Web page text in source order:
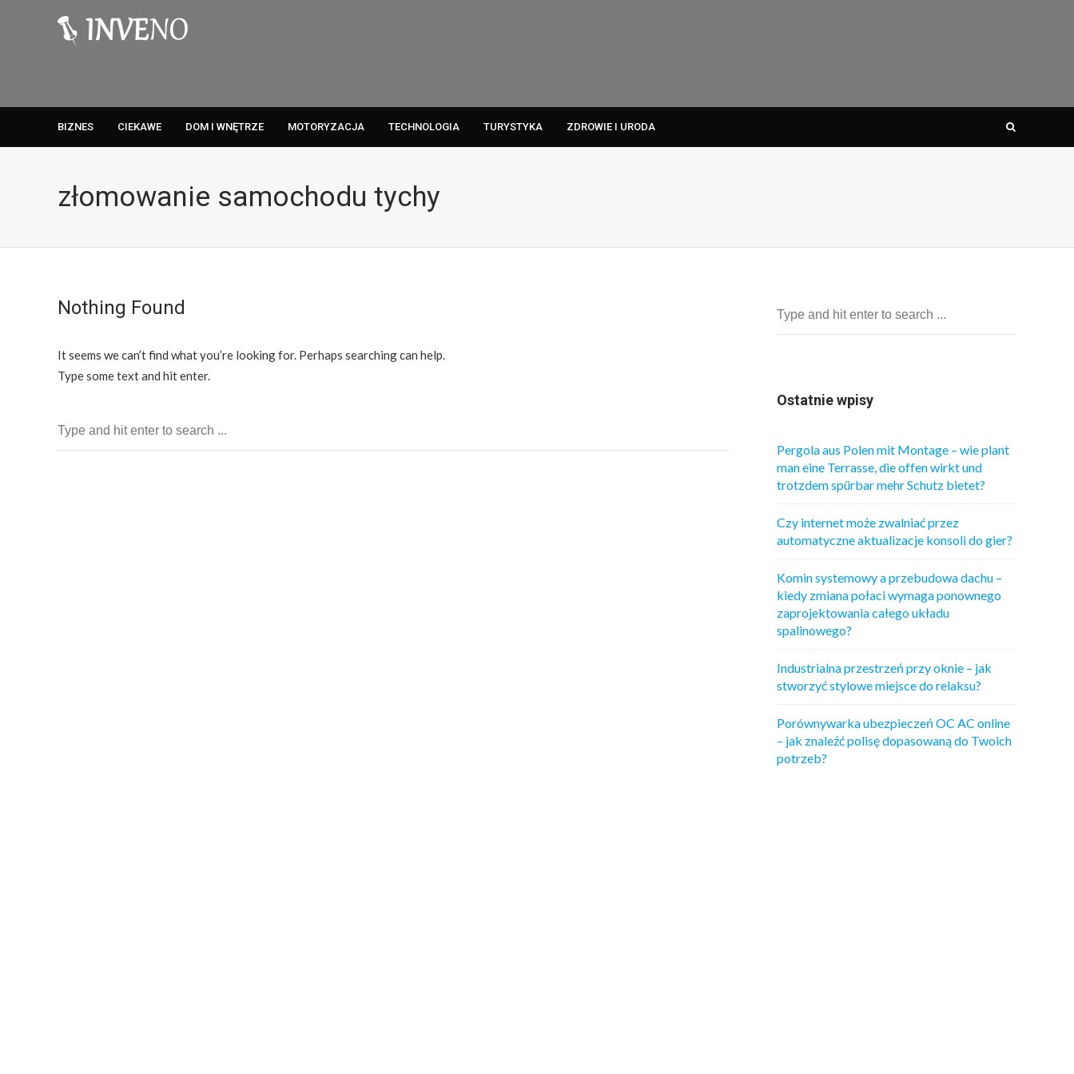
BIZNES CIEKAWE DOM I WNĘTRZE MOTORYZACJA TECHNOLOGIA TURYSTYKA ZDROWIE I URODA
złomowanie samochodu tychy
Nothing Found
It seems we can’t find what you’re looking for. Perhaps searching can help.
Type some text and hit enter.
Ostatnie wpisy
Pergola aus Polen mit Montage – wie plant
man eine Terrasse, die offen wirkt und
trotzdem spürbar mehr Schutz bietet?
Czy internet może zwalniać przez
automatyczne aktualizacje konsoli do gier?
Komin systemowy a przebudowa dachu –
kiedy zmiana połaci wymaga ponownego
zaprojektowania całego układu
spalinowego?
Industrialna przestrzeń przy oknie – jak
stworzyć stylowe miejsce do relaksu?
Porównywarka ubezpieczeń OC AC online
– jak znaleźć polisę dopasowaną do Twoich
potrzeb?